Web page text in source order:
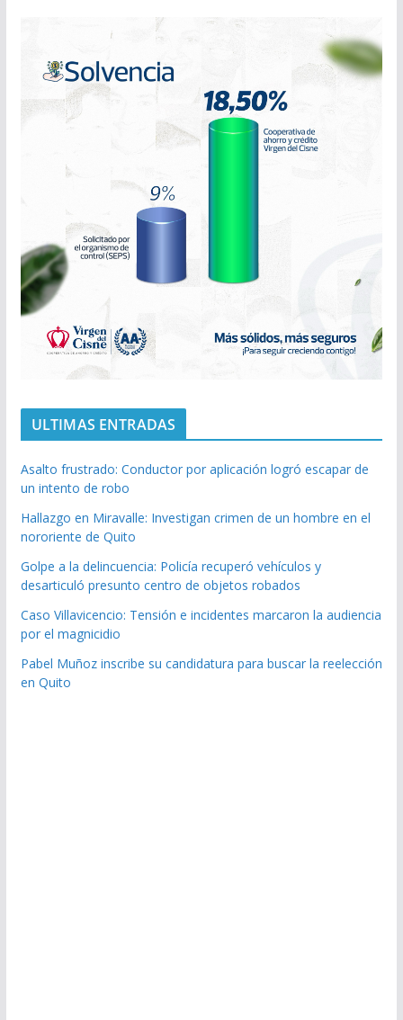
ULTIMAS ENTRADAS
Asalto frustrado: Conductor por aplicación logró escapar de
un intento de robo
Hallazgo en Miravalle: Investigan crimen de un hombre en el
nororiente de Quito
Golpe a la delincuencia: Policía recuperó vehículos y
desarticuló presunto centro de objetos robados
Caso Villavicencio: Tensión e incidentes marcaron la audiencia
por el magnicidio
Pabel Muñoz inscribe su candidatura para buscar la reelección
en Quito